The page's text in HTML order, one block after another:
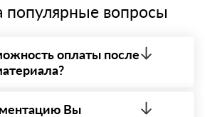
популярные вопросы
оплаты после
получения товара. При этом,
Вы